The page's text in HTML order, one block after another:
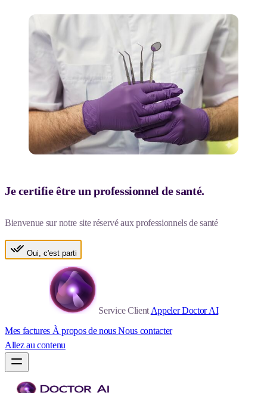
Je certifie être un professionnel de santé.
Bienvenue sur notre site réservé aux professionnels de santé
Oui, c'est parti
Service Client Appeler Doctor AI
Mes factures À propos de nousNous contacter
Allez au contenu